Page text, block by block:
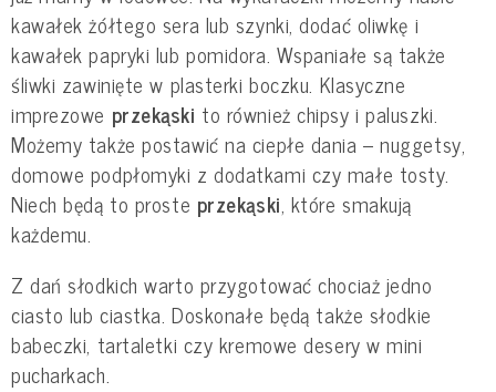
kawałek żółtego sera lub szynki, dodać oliwkę i
kawałek papryki lub pomidora. Wspaniałe są także
śliwki zawinięte w plasterki boczku. Klasyczne
imprezowe przekąski to również chipsy i paluszki.
Możemy także postawić na ciepłe dania – nuggetsy,
domowe podpłomyki z dodatkami czy małe tosty.
Niech będą to proste przekąski, które smakują
każdemu.
Z dań słodkich warto przygotować chociaż jedno
ciasto lub ciastka. Doskonałe będą także słodkie
babeczki, tartaletki czy kremowe desery w mini
pucharkach.